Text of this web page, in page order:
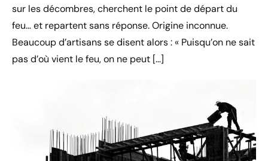
sur les décombres, cherchent le point de départ du
feu… et repartent sans réponse. Origine inconnue.
Beaucoup d’artisans se disent alors : « Puisqu’on ne sait
pas d’où vient le feu, on ne peut […]